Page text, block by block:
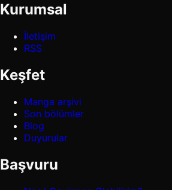
Kurumsal
İletişim
RSS
Keşfet
Manga arşivi
Son bölümler
Blog
Duyurular
Başvuru